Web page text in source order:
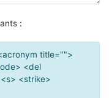
:
title="">
<del
<strike>